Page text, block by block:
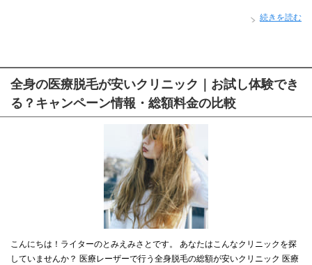
続きを読む
全身の医療脱毛が安いクリニック｜お試し体験でき
る？キャンペーン情報・総額料金の比較
こんにちは！ライターのとみえみさとです。 あなたはこんなクリニックを探
していませんか？ 医療レーザーで行う全身脱毛の総額が安いクリニック 医療